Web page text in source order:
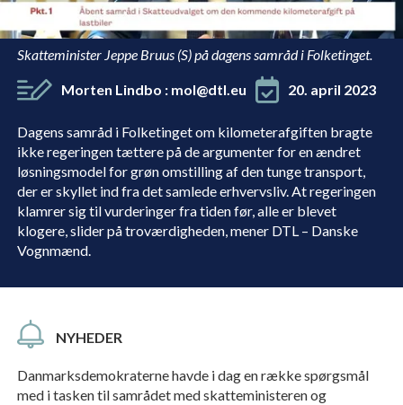
NYHEDER
Dagens samråd i Folketinget om kilometerafgiften bragte
ikke regeringen tættere på de argumenter for en ændret
løsningsmodel for grøn omstilling af den tunge transport,
der er skyllet ind fra det samlede erhvervsliv. At regeringen
klamrer sig til vurderinger fra tiden før, alle er blevet
klogere, slider på troværdigheden, mener DTL – Danske
Vognmænd.
Skatteminister Jeppe Bruus (S) på dagens samråd i Folketinget.
Morten Lindbo : mol@dtl.eu 20. april 2023
Danmarksdemokraterne havde i dag en række spørgsmål
med i tasken til samrådet med skatteministeren og